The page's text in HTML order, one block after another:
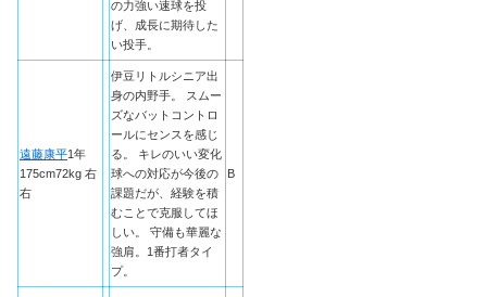
の力強い速球を投
げ、成長に期待した
い投手。
遠藤康平1年
175cm72kg 右
右
伊豆リトルシニア出
身の内野手。 スムー
ズなバットコントロ
ールにセンスを感じ
る。 キレのいい変化
球への対応が今後の
課題だが、経験を積
むことで克服してほ
しい。 守備も華麗な
強肩。1番打者タイ
プ。
B